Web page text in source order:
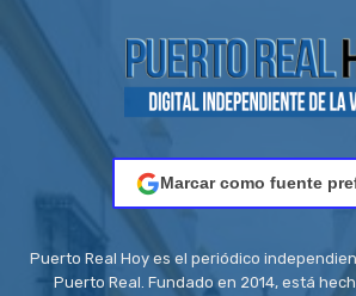
Marcar como fuente
Puerto Real Hoy es el periódico
Puerto Real. Fundado en 2014, está